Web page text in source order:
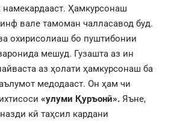
Ҳамкурсонаш
вале тамоман чалласавод буд.
охирисолиаш бо пуштибонии
мешуд. Гузашта аз ин
аз ҳолати ҳамкурсонаш ба
медодааст. Он ҳам чи
«улуми Қуръонӣ». Яъне,
кӣ таҳсил кардани